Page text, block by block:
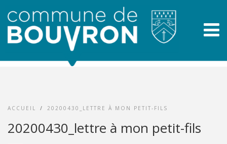
ACCUEIL / 20200430_LETTRE À MON PETIT-FILS
20200430_lettre à mon petit-fils